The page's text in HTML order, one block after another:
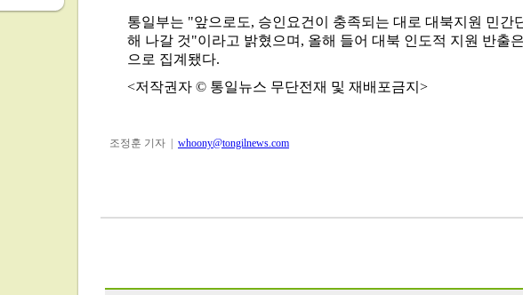
통일부는 "앞으로도, 승인요건이 충족되는 대로 대북지원 민간
해 나갈 것"이라고 밝혔으며, 올해 들어 대북 인도적 지원 반출
으로 집계됐다.
<저작권자 © 통일뉴스 무단전재 및 재배포금지>
조정훈 기자 | whoony@tongilnews.com